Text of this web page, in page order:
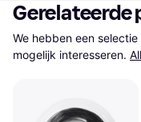
Gerelateerde
We hebben een
mogelijk interesseren.